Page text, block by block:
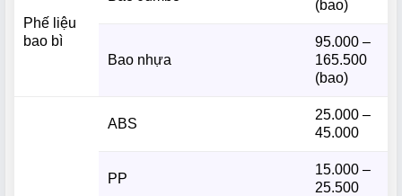
Phế liệu
bao bì
(bao)
Bao nhựa
95.000 –
165.500
(bao)
ABS
25.000 –
45.000
PP
15.000 –
25.500